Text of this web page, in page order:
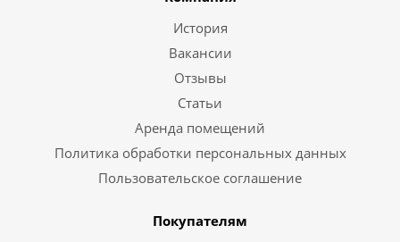
История
Вакансии
Отзывы
Статьи
Аренда помещений
Политика обработки персональных данных
Пользовательское соглашение
Покупателям